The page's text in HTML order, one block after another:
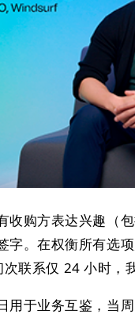
收购方表达兴趣（
字。在权衡所有选
联系仅 24 小时，
用于业务互鉴，当